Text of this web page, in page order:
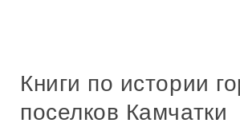
Книги по истории
поселков Камчатки